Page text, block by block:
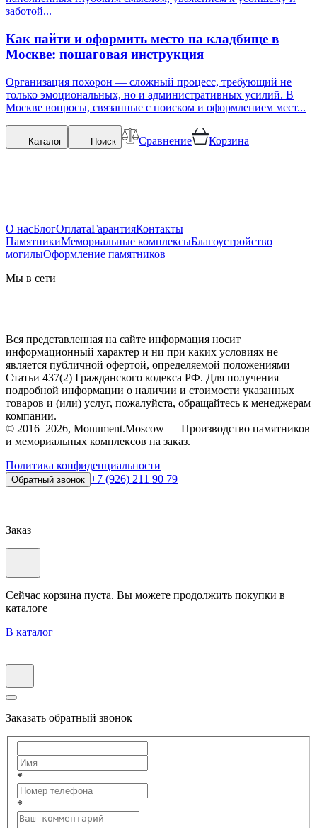
заботой...
Как найти и оформить место на кладбище в
Москве: пошаговая инструкция
Организация похорон — сложный процесс, требующий не
только эмоциональных, но и административных усилий. В
Москве вопросы, связанные с поиском и оформлением мест...
Каталог Поиск Сравнение Корзина
О насБлогОплатаГарантияКонтакты
ПамятникиМемориальные комплексыБлагоустройство
могилыОформление памятников
Мы в сети
Вся представленная на сайте информация носит
информационный характер и ни при каких условиях не
является публичной офертой, определяемой положениями
Статьи 437(2) Гражданского кодекса РФ. Для получения
подробной информации о наличии и стоимости указанных
товаров и (или) услуг, пожалуйста, обращайтесь к менеджерам
компании.
© 2016–2026, Monument.Moscow — Производство памятников
и мемориальных комплексов на заказ.
Политика конфиденциальности
Обратный звонок +7 (926) 211 90 79
Заказ
Сейчас корзина пуста. Вы можете продолжить покупки в
каталоге
В каталог
Заказать обратный звонок
*
*